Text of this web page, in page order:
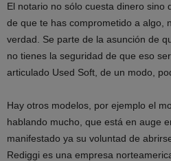
El notario no sólo cuesta dinero sino
de que te has comprometido a algo,
verdad. Se parte de la asunción de
no tienes la seguridad de que eso
articulado Used Soft, de un modo,
Hay otros modelos, por ejemplo el
hablando mucho, que está en auge
manifestado ya su voluntad de
Rediggi es una empresa